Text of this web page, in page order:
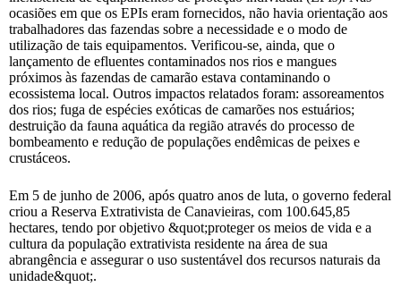
ocasiões em que os EPIs eram fornecidos, não havia orientação aos
trabalhadores das fazendas sobre a necessidade e o modo de
utilização de tais equipamentos. Verificou-se, ainda, que o
lançamento de efluentes contaminados nos rios e mangues
próximos às fazendas de camarão estava contaminando o
ecossistema local. Outros impactos relatados foram: assoreamentos
dos rios; fuga de espécies exóticas de camarões nos estuários;
destruição da fauna aquática da região através do processo de
bombeamento e redução de populações endêmicas de peixes e
crustáceos.
Em 5 de junho de 2006, após quatro anos de luta, o governo federal
criou a Reserva Extrativista de Canavieiras, com 100.645,85
hectares, tendo por objetivo &quot;proteger os meios de vida e a
cultura da população extrativista residente na área de sua
abrangência e assegurar o uso sustentável dos recursos naturais da
unidade&quot;.